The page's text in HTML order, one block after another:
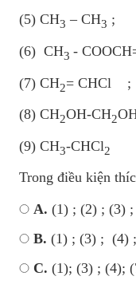
(5) CH3 – CH3 ;
(6) CH3 -
(7) CH2= CHCl ;
(8) CH2OH-CH2
(9) CH3-CHCl2
Trong điều kiện
A. (1) ; (2) ; (3)
B. (1) ; (3) ; (4)
C. (1); (3) ; (4);